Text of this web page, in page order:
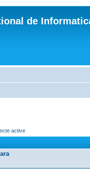
de
active